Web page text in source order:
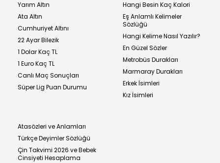
Yarım Altın
Ata Altın
Cumhuriyet Altını
22 Ayar Bilezik
1 Dolar Kaç TL
1 Euro Kaç TL
Canlı Maç Sonuçları
Süper Lig Puan Durumu
Hangi Besin Kaç Kalori
Eş Anlamlı Kelimeler
Sözlüğü
Hangi Kelime Nasıl Yazılır?
En Güzel Sözler
Metrobüs Durakları
Marmaray Durakları
Erkek İsimleri
Kız İsimleri
Atasözleri ve Anlamları
Türkçe Deyimler Sözlüğü
Çin Takvimi 2026 ve Bebek
Cinsiyeti Hesaplama